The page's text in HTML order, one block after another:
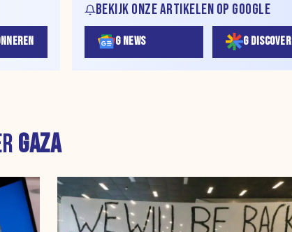
BEKIJK ONZE ARTIKELEN OP GOOGLE
G NEWS G DISCOVER
GAZA